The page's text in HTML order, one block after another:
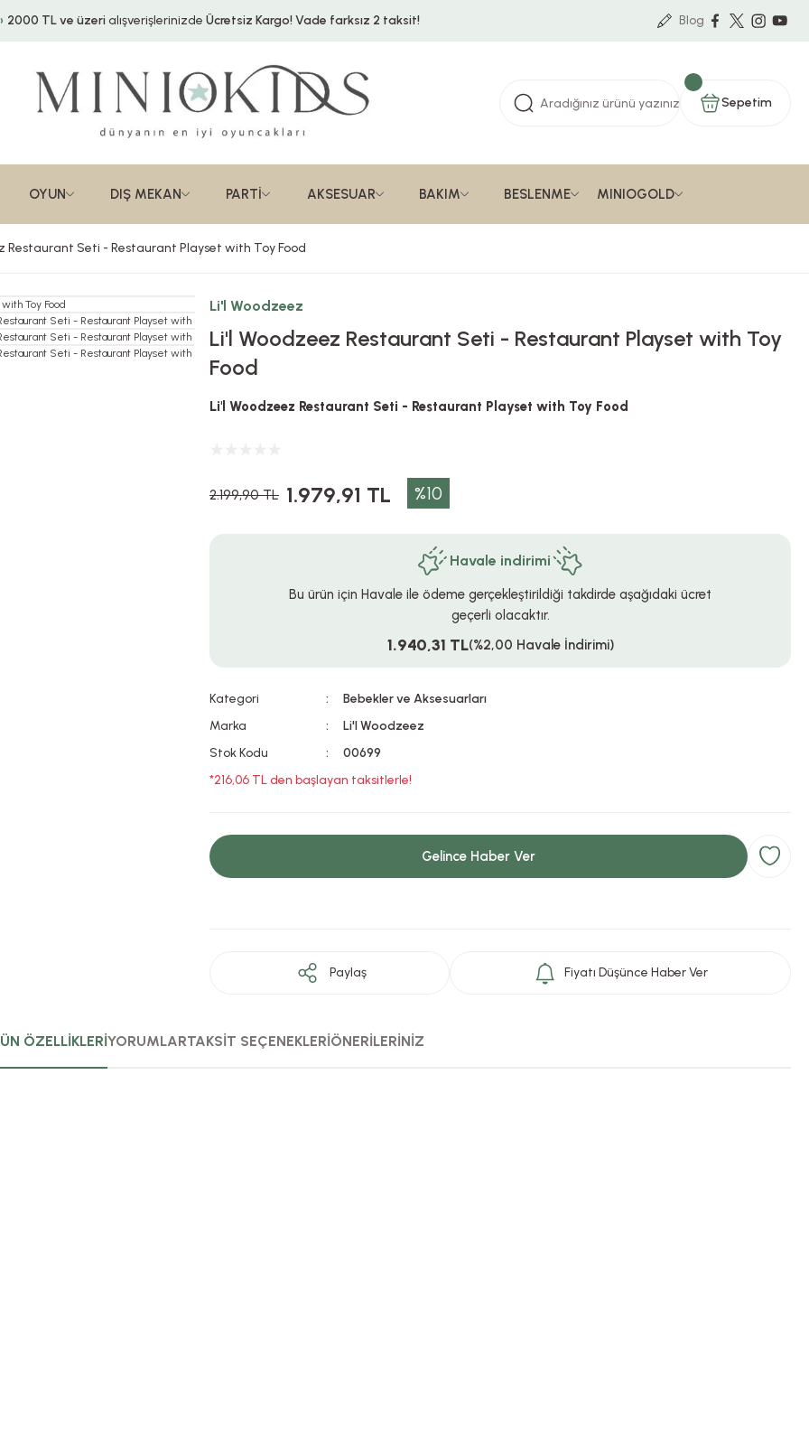
2000 TL ve üzerialışverişlerinizde Ücretsiz Kargo!Vade farksız 2 taksit! Blog
Sepetim
OYUN DIŞ MEKAN PARTİ AKSESUAR BAKIM BESLENME MINIOGOLD
Restaurant Seti - Restaurant Playset with Toy Food
Li'l Woodzeez
Li'l Woodzeez Restaurant Seti - Restaurant Playset with Toy
Food
Li'l Woodzeez Restaurant Seti - Restaurant Playset with Toy Food
2.199,90 TL 1.979,91 TL %10
Havale indirimi
Bu ürün için Havale ile ödeme gerçekleştirildiği takdirde aşağıdaki ücret
geçerli olacaktır.
1.940,31 TL(%2,00 Havale İndirimi)
Kategori
Bebekler ve Aksesuarları
Marka
Li'l Woodzeez
Stok Kodu
00699
*216,06 TL den başlayan taksitlerle!
Gelince Haber Ver
Paylaş Fiyatı Düşünce Haber Ver
ÖZELLİKLERİYORUMLARTAKSİT SEÇENEKLERİÖNERİLERİNİZ